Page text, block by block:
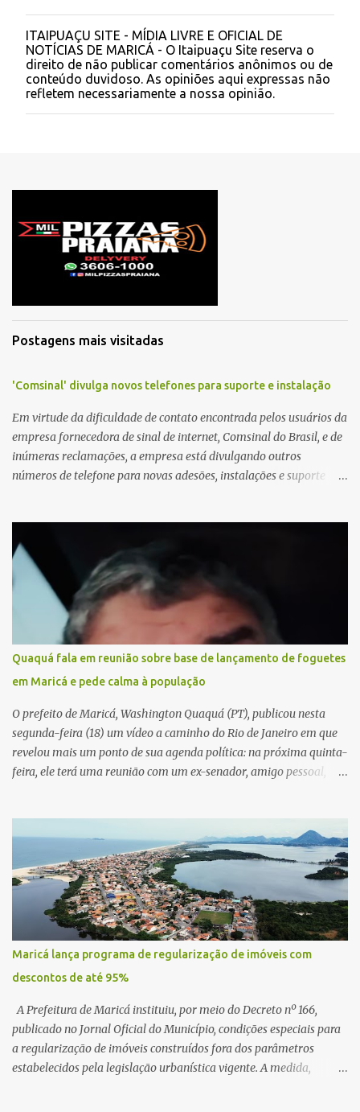
P
o
s
t
a
r
t
ITAIPUAÇU SITE - MÍDIA LIVRE E OFICIAL DE
NOTÍCIAS DE MARICÁ - O Itaipuaçu Site reserva o
direito de não publicar comentários anônimos ou de
conteúdo duvidoso. As opiniões aqui expressas não
refletem necessariamente a nossa opinião.
Postagens mais visitadas
'Comsinal' divulga novos telefones para suporte e instalação
Em virtude da dificuldade de contato encontrada pelos usuários da
empresa fornecedora de sinal de internet, Comsinal do Brasil, e de
inúmeras reclamações, a empresa está divulgando outros
números de telefone para novas adesões, instalações e suporte
Quaquá fala em reunião sobre base de lançamento de foguetes
em Maricá e pede calma à população
O prefeito de Maricá, Washington Quaquá (PT), publicou nesta
segunda-feira (18) um vídeo a caminho do Rio de Janeiro em que
revelou mais um ponto de sua agenda política: na próxima quinta-
feira, ele terá uma reunião com um ex-senador, amigo pessoal,
atenção pela ousadia do projeto, que colocaria Maricá em um
novo patamar de visibilidade tecnológica e estratégica. Segundo
Quaquá, a conversa será o início de um debate maior sobre a
viabilidade dessa estrutura na cidade. Durante o vídeo, o prefeito
também respondeu às críticas que vem recebendo. Segundo ele,
muitas pessoas estão dizendo que promete muito, mas não estaria
entregando resultados imediatos. Quaquá pediu paciência e
garantiu que os frutos começarão a aparecer em breve. “O pessoal
fala que eu prometo muito, mas não faço nada. Eu digo: calma.
Vocês Esperam, daqui a um ano o que será feito em Mari...
Maricá lança programa de regularização de imóveis com
descontos de até 95%
A Prefeitura de Maricá instituiu, por meio do Decreto nº 166,
publicado no Jornal Oficial do Município, condições especiais para
a regularização de imóveis construídos fora dos parâmetros
estabelecidos pela legislação urbanística vigente. A medida,